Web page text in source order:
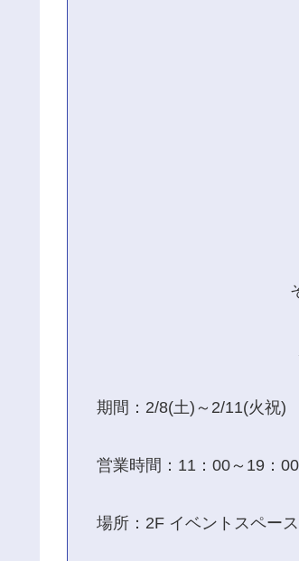
期間：2/8(土)～2/11(火祝)
営業時間：11：00～19：
場所：2F イベントスペース